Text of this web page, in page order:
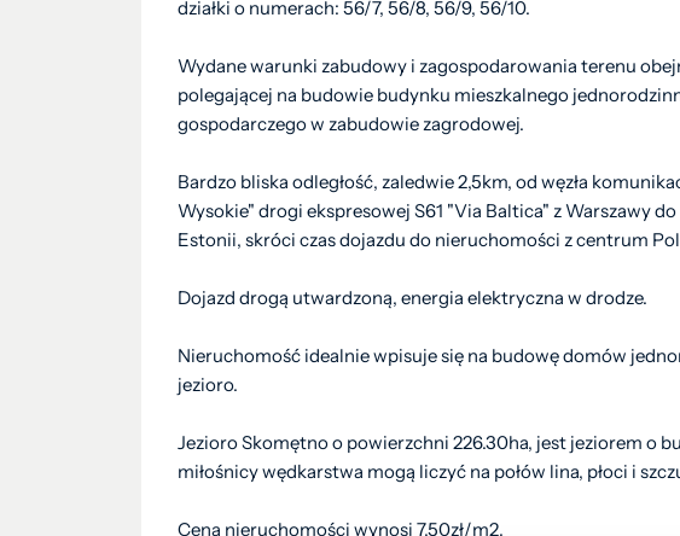
działki o numerach: 56/7, 56/8, 56/9, 56/10.
Wydane warunki zabudowy i zagospodarowania terenu
polegającej na budowie budynku mieszkalnego
gospodarczego w zabudowie zagrodowej.
Bardzo bliska odległość, zaledwie 2,5km, od węzła
Wysokie" drogi ekspresowej S61 "Via Baltica" z Warszawy do
Estonii, skróci czas dojazdu do nieruchomości z centrum
Dojazd drogą utwardzoną, energia elektryczna w drodze.
Nieruchomość idealnie wpisuje się na budowę domów
jezioro.
Jezioro Skomętno o powierzchni 226.30ha, jest jeziorem o
miłośnicy wędkarstwa mogą liczyć na połów lina, płoci i
Cena nieruchomości wynosi 7,50zł/m2.